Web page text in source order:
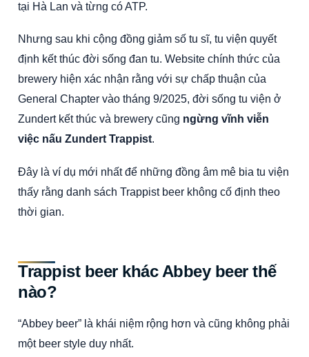
tại Hà Lan và từng có ATP.
Nhưng sau khi cộng đồng giảm số tu sĩ, tu viện quyết
định kết thúc đời sống đan tu. Website chính thức của
brewery hiện xác nhận rằng với sự chấp thuận của
General Chapter vào tháng 9/2025, đời sống tu viện ở
Zundert kết thúc và brewery cũng ngừng vĩnh viễn
việc nấu Zundert Trappist.
Đây là ví dụ mới nhất để những đồng âm mê bia tu viện
thấy rằng danh sách Trappist beer không cố định theo
thời gian.
Trappist beer khác Abbey beer thế
nào?
“Abbey beer” là khái niệm rộng hơn và cũng không phải
một beer style duy nhất.